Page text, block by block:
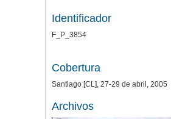
Identificador
F_P_3854
Cobertura
Santiago [CL], 27-29 de abril, 2005
Archivos